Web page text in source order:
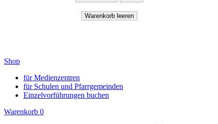
Shop
für Medienzentren
für Schulen und Pfarrgemeinden
Einzelvorführungen buchen
Warenkorb 0